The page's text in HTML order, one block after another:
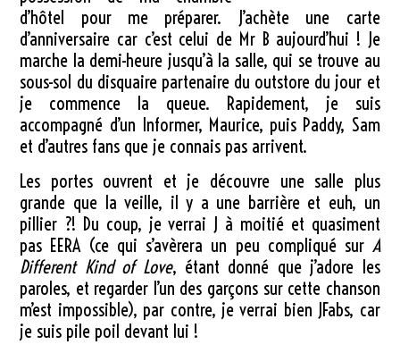
d’hôtel pour me préparer. J’achète une carte
d’anniversaire car c’est celui de Mr B aujourd’hui ! Je
marche la demi-heure jusqu’à la salle, qui se trouve au
sous-sol du disquaire partenaire du outstore du jour et
je commence la queue. Rapidement, je suis
accompagné d’un Informer, Maurice, puis Paddy, Sam
et d’autres fans que je connais pas arrivent.
Les portes ouvrent et je découvre une salle plus
grande que la veille, il y a une barrière et euh, un
pillier ?! Du coup, je verrai J à moitié et quasiment
pas EERA (ce qui s’avèrera un peu compliqué sur A
Different Kind of Love, étant donné que j’adore les
paroles, et regarder l’un des garçons sur cette chanson
m’est impossible), par contre, je verrai bien JFabs, car
je suis pile poil devant lui !